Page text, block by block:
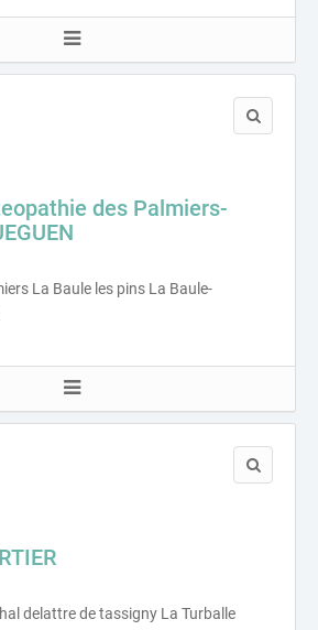
des Palmiers-
La Baule les pins La Baule-
delattre de tassigny La Turballe